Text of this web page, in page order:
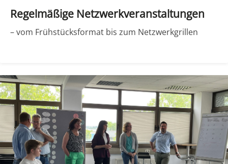
Regelmäßige Netzwerkveranstaltungen
– vom Frühstücksformat bis zum Netzwerkgrillen